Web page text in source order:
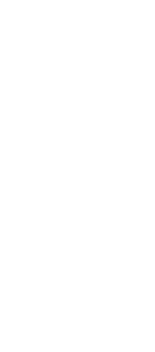
de publier, au
précis qui